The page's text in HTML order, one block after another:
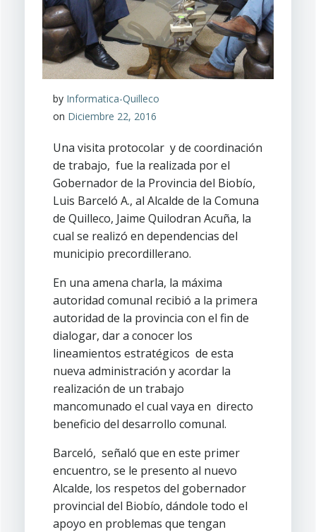
by Informatica-Quilleco
on Diciembre 22, 2016
Una visita protocolar y de coordinación
de trabajo, fue la realizada por el
Gobernador de la Provincia del Biobío,
Luis Barceló A., al Alcalde de la Comuna
de Quilleco, Jaime Quilodran Acuña, la
cual se realizó en dependencias del
municipio precordillerano.
En una amena charla, la máxima
autoridad comunal recibió a la primera
autoridad de la provincia con el fin de
dialogar, dar a conocer los
lineamientos estratégicos de esta
nueva administración y acordar la
realización de un trabajo
mancomunado el cual vaya en directo
beneficio del desarrollo comunal.
Barceló, señaló que en este primer
encuentro, se le presento al nuevo
Alcalde, los respetos del gobernador
provincial del Biobío, dándole todo el
apoyo en problemas que tengan